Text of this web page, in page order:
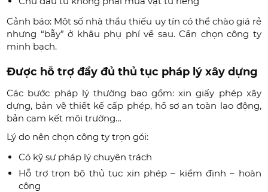
Cảnh báo: Một số nhà thầu thiếu uy tín có thể chào giá rẻ
nhưng “bẫy” ở khâu phụ phí về sau. Cần chọn công ty
minh bạch.
Được hỗ trợ đầy đủ thủ tục pháp lý xây dựng
Các bước pháp lý thường bao gồm: xin giấy phép xây
dựng, bản vẽ thiết kế cấp phép, hồ sơ an toàn lao động,
bản cam kết môi trường…
Lý do nên chọn công ty trọn gói:
Có kỹ sư pháp lý chuyên trách
Hỗ trợ trọn bộ thủ tục xin phép – kiểm định – hoàn
công